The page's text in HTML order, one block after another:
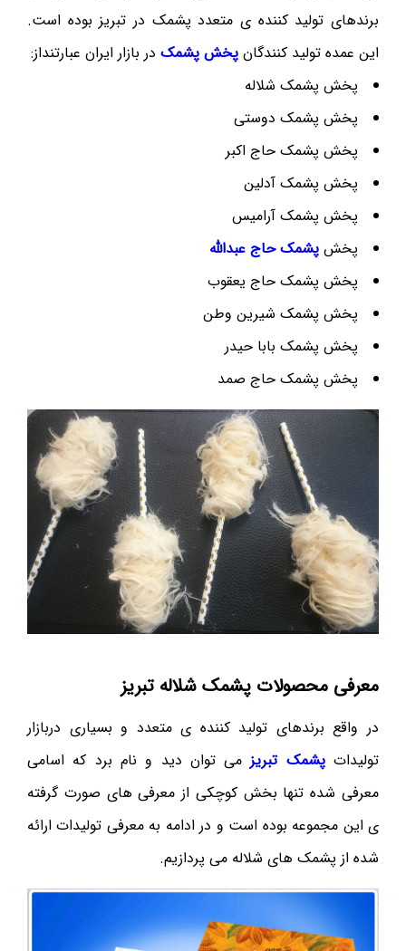
برندهای تولید کننده ی متعدد پشمک در تبریز بوده است.
این عمده تولید کنندگان پخش پشمک در بازار ایران عبارتنداز:
پخش پشمک شلاله
پخش پشمک دوستی
پخش پشمک حاج اکبر
پخش پشمک آدلین
پخش پشمک آرامیس
پخش پشمک حاج عبدالله
پخش پشمک حاج یعقوب
پخش پشمک شیرین وطن
پخش پشمک بابا حیدر
پخش پشمک حاج صمد
معرفی محصولات پشمک شلاله تبریز
در واقع برندهای تولید کننده ی متعدد و بسیاری دربازار
تولیداتپشمک تبریز می توان دید و نام برد که اسامی
معرفی شده تنها بخش کوچکی از معرفی های صورت گرفته
ی این مجموعه بوده است و در ادامه به معرفی تولیدات ارائه
شده از پشمک های شلاله می پردازیم.